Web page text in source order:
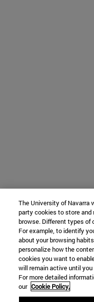
The University of Navarra
party cookies to store
browse. Different types of
For example, to identify
about your browsing
personalize how the
cookies you want to
will remain active until
For more detailed
our Cookie Policy.